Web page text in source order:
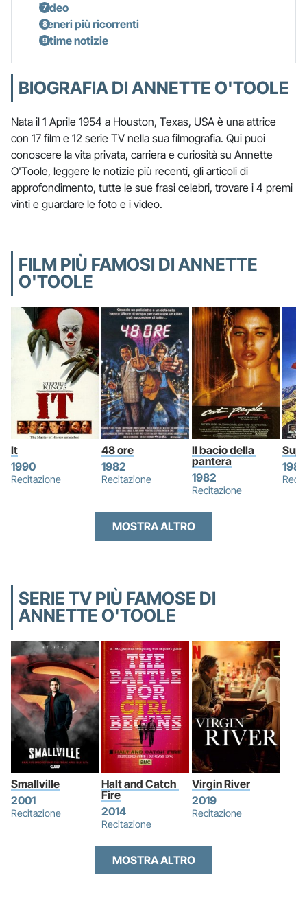
Video
Generi più ricorrenti
Ultime notizie
BIOGRAFIA DI ANNETTE O'TOOLE
Nata il 1 Aprile 1954 a Houston, Texas, USA è una attrice
con 17 film e 12 serie TV nella sua filmografia. Qui puoi
conoscere la vita privata, carriera e curiosità su Annette
O'Toole, leggere le notizie più recenti, gli articoli di
approfondimento, tutte le sue frasi celebri, trovare i 4 premi
vinti e guardare le foto e i video.
FILM PIÙ FAMOSI DI ANNETTE
O'TOOLE
It
1990
Recitazione
48 ore
1982
Recitazione
Il bacio della
pantera
1982
Recitazione
1983
MOSTRA ALTRO
SERIE TV PIÙ FAMOSE DI
ANNETTE O'TOOLE
Smallville
2001
Recitazione
Halt and Catch
Fire
2014
Recitazione
Virgin River
2019
Recitazione
MOSTRA ALTRO